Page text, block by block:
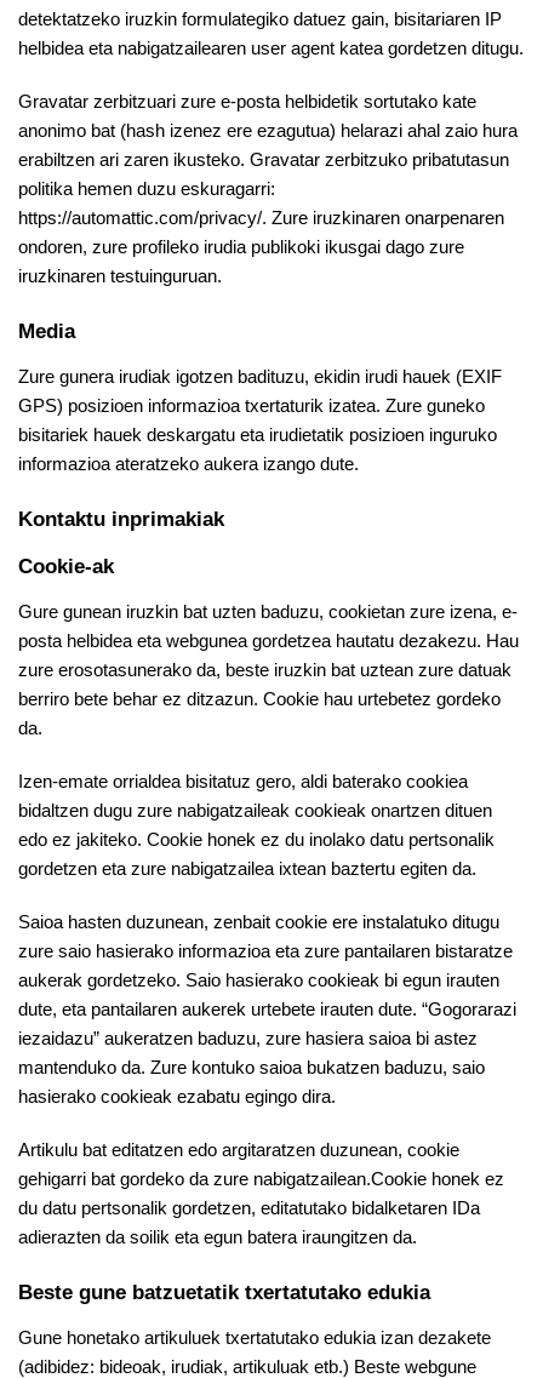
detektatzeko iruzkin formulategiko datuez gain, bisitariaren IP
helbidea eta nabigatzailearen user agent katea gordetzen ditugu.
Gravatar zerbitzuari zure e-posta helbidetik sortutako kate
anonimo bat (hash izenez ere ezagutua) helarazi ahal zaio hura
erabiltzen ari zaren ikusteko. Gravatar zerbitzuko pribatutasun
politika hemen duzu eskuragarri:
https://automattic.com/privacy/. Zure iruzkinaren onarpenaren
ondoren, zure profileko irudia publikoki ikusgai dago zure
iruzkinaren testuinguruan.
Media
Zure gunera irudiak igotzen badituzu, ekidin irudi hauek (EXIF
GPS) posizioen informazioa txertaturik izatea. Zure guneko
bisitariek hauek deskargatu eta irudietatik posizioen inguruko
informazioa ateratzeko aukera izango dute.
Kontaktu inprimakiak
Cookie-ak
Gure gunean iruzkin bat uzten baduzu, cookietan zure izena, e-
posta helbidea eta webgunea gordetzea hautatu dezakezu. Hau
zure erosotasunerako da, beste iruzkin bat uztean zure datuak
berriro bete behar ez ditzazun. Cookie hau urtebetez gordeko
da.
Izen-emate orrialdea bisitatuz gero, aldi baterako cookiea
bidaltzen dugu zure nabigatzaileak cookieak onartzen dituen
edo ez jakiteko. Cookie honek ez du inolako datu pertsonalik
gordetzen eta zure nabigatzailea ixtean baztertu egiten da.
Saioa hasten duzunean, zenbait cookie ere instalatuko ditugu
zure saio hasierako informazioa eta zure pantailaren bistaratze
aukerak gordetzeko. Saio hasierako cookieak bi egun irauten
dute, eta pantailaren aukerek urtebete irauten dute. “Gogorarazi
iezaidazu” aukeratzen baduzu, zure hasiera saioa bi astez
mantenduko da. Zure kontuko saioa bukatzen baduzu, saio
hasierako cookieak ezabatu egingo dira.
Artikulu bat editatzen edo argitaratzen duzunean, cookie
gehigarri bat gordeko da zure nabigatzailean.Cookie honek ez
du datu pertsonalik gordetzen, editatutako bidalketaren IDa
adierazten da soilik eta egun batera iraungitzen da.
Beste gune batzuetatik txertatutako edukia
Gune honetako artikuluek txertatutako edukia izan dezakete
(adibidez: bideoak, irudiak, artikuluak etb.) Beste webgune